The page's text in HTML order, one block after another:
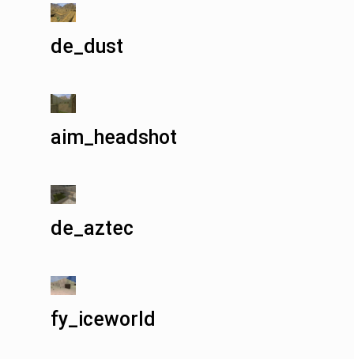
de_dust
aim_headshot
de_aztec
fy_iceworld